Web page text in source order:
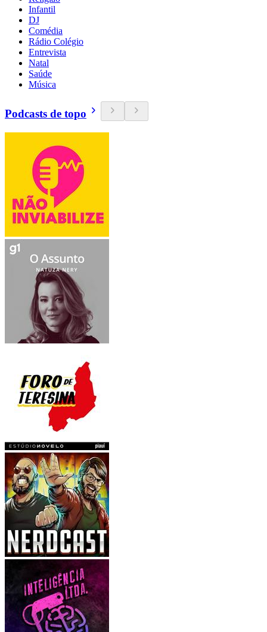
Infantil
DJ
Comédia
Rádio Colégio
Entrevista
Natal
Saúde
Música
Podcasts de topo